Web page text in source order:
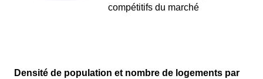
compétitifs du marché
Densité de population et nombre de logements par